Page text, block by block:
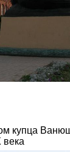
купца
века